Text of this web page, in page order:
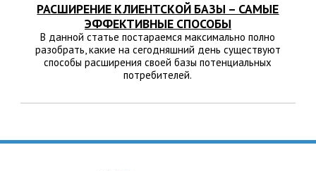
РАСШИРЕНИЕ КЛИЕНТСКОЙ БАЗЫ – САМЫЕ
ЭФФЕКТИВНЫЕ СПОСОБЫ
В данной статье постараемся максимально полно
разобрать, какие на сегодняшний день существуют
способы расширения своей базы потенциальных
потребителей.